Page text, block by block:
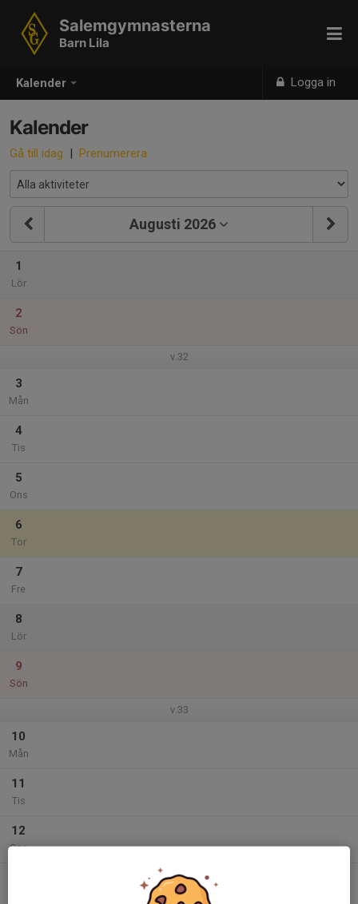
Kalender Logga in
Salemgymnasterna
Barn Lila
Kalender
Gå till idag | Prenumerera
Augusti 2026
1
Lör
2
Sön
v.32
3
Mån
4
Tis
5
Ons
6
Tor
7
Fre
8
Lör
9
Sön
v.33
10
Mån
11
Tis
12
Ons